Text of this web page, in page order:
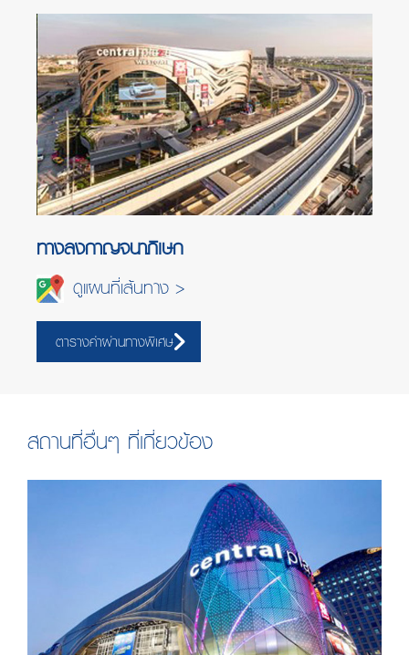
ทางลงกาญจนาภิเษก
ดูแผนที่เส้นทาง >
ตารางค่าผ่านทางพิเศษ
สถานที่อื่นๆ ที่เกี่ยวข้อง